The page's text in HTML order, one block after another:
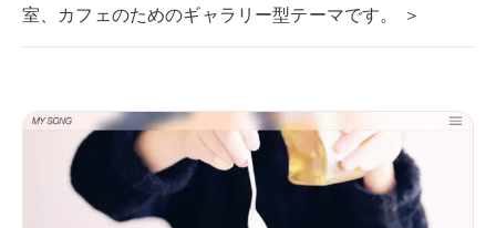
室、カフェのためのギャラリー型テーマです。 ＞